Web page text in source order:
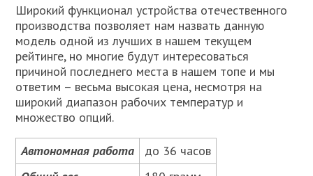
Широкий функционал устройства отечественного
производства позволяет нам назвать данную
модель одной из лучших в нашем текущем
рейтинге, но многие будут интересоваться
причиной последнего места в нашем топе и мы
ответим – весьма высокая цена, несмотря на
широкий диапазон рабочих температур и
множество опций.
Автономная работа
до 36 часов